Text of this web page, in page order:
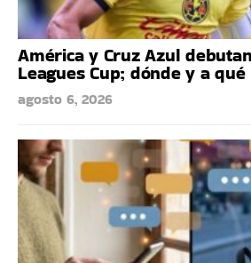
América y Cruz Azul
Leagues Cup; dónde y a
agosto 6, 2026